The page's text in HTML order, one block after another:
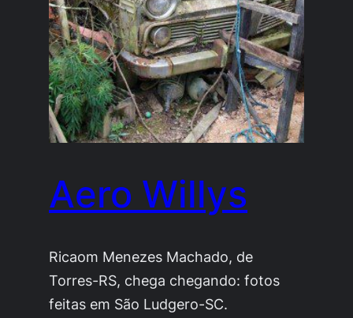
Aero Willys
Ricaom Menezes Machado, de
Torres-RS, chega chegando: fotos
feitas em São Ludgero-SC.